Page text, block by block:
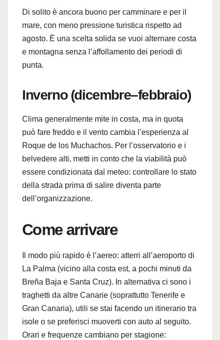
Di solito è ancora buono per camminare e per il
mare, con meno pressione turistica rispetto ad
agosto. È una scelta solida se vuoi alternare costa
e montagna senza l’affollamento dei periodi di
punta.
Inverno (dicembre–febbraio)
Clima generalmente mite in costa, ma in quota
può fare freddo e il vento cambia l’esperienza al
Roque de los Muchachos. Per l’osservatorio e i
belvedere alti, metti in conto che la viabilità può
essere condizionata dal meteo: controllare lo stato
della strada prima di salire diventa parte
dell’organizzazione.
Come arrivare
Il modo più rapido è l’aereo: atterri all’aeroporto di
La Palma (vicino alla costa est, a pochi minuti da
Breña Baja e Santa Cruz). In alternativa ci sono i
traghetti da altre Canarie (soprattutto Tenerife e
Gran Canaria), utili se stai facendo un itinerario tra
isole o se preferisci muoverti con auto al seguito.
Orari e frequenze cambiano per stagione: